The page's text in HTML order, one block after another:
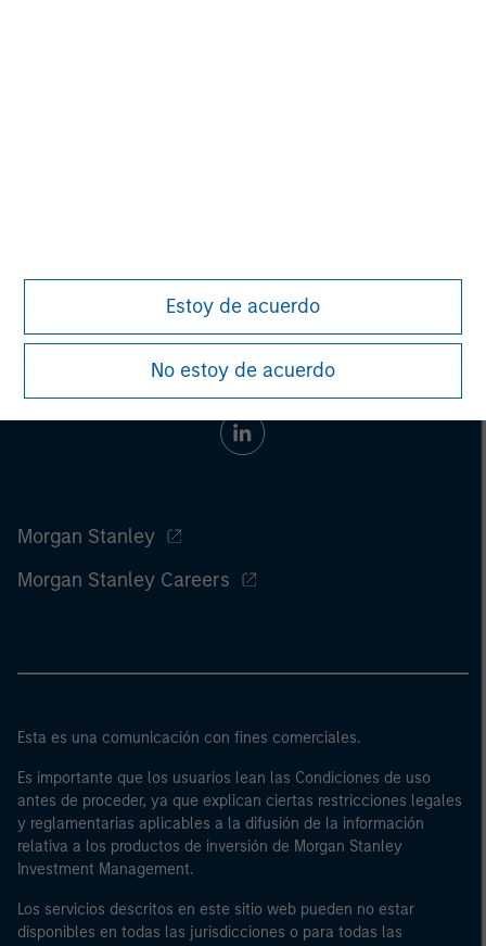
Estoy de acuerdo
No estoy de acuerdo
Morgan Stanley
Morgan Stanley Careers
Esta es una comunicación con fines comerciales.
Es importante que los usuarios lean las Condiciones de uso
antes de proceder, ya que explican ciertas restricciones legales
y reglamentarias aplicables a la difusión de la información
relativa a los productos de inversión de Morgan Stanley
Investment Management.
Los servicios descritos en este sitio web pueden no estar
disponibles en todas las jurisdicciones o para todas las